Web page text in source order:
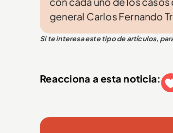
general Carlos Fernando
Si te interesa este tipo de artículos,
Reacciona a esta noticia: